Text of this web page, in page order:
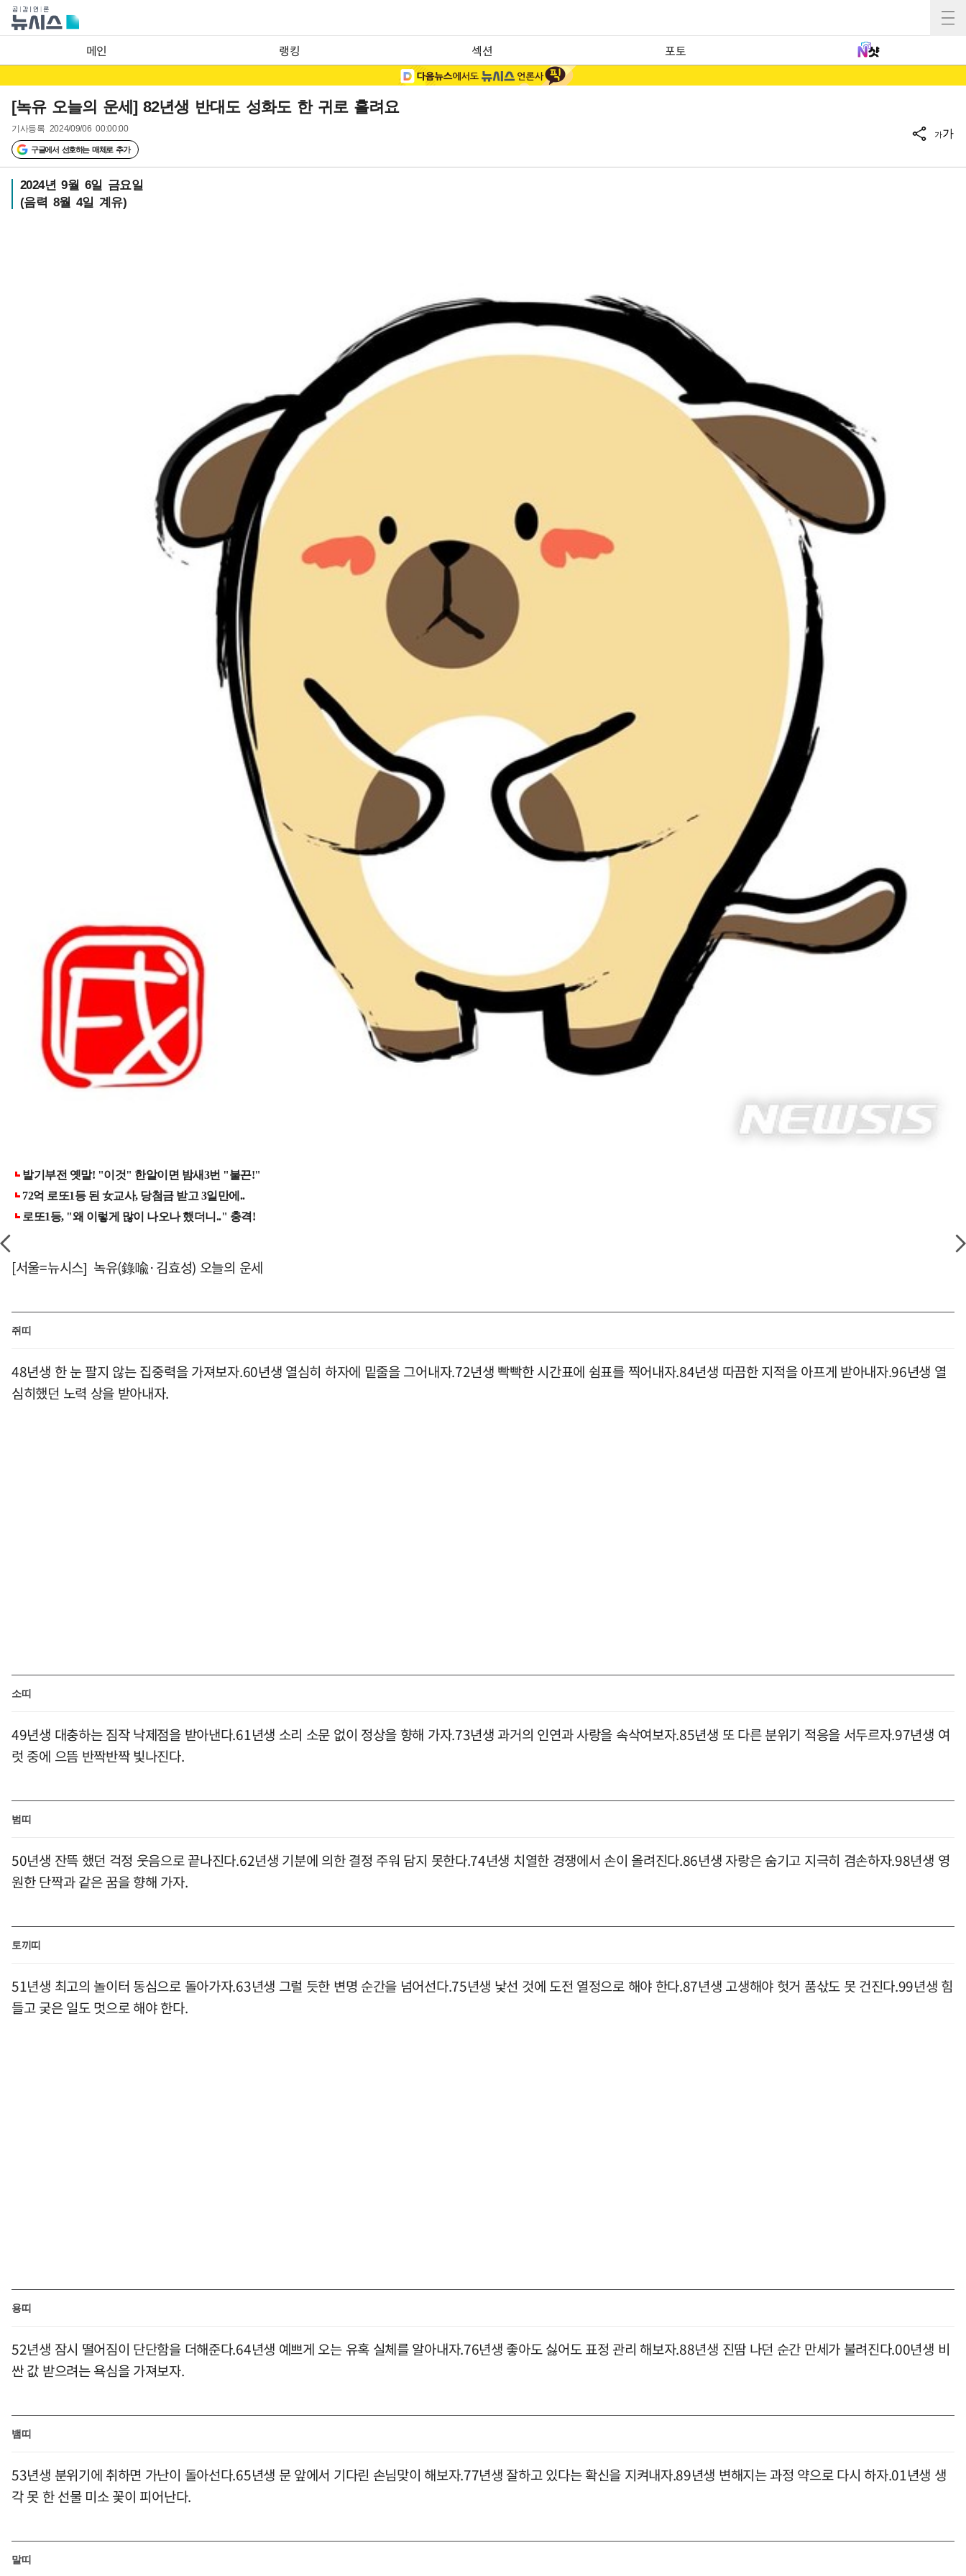
메인 랭킹 섹션 포토
[녹유 오늘의 운세] 82년생 반대도 성화도 한 귀로 흘려요
기사등록 2024/09/06 00:00:00
구글에서 선호하는 매체로 추가
가가
2024년 9월 6일 금요일
(음력 8월 4일 계유)
[서울=뉴시스] 녹유(錄喩·김효성) 오늘의 운세
쥐띠
48년생 한 눈 팔지 않는 집중력을 가져보자.60년생 열심히 하자에 밑줄을 그어내자.72년생 빡빡한 시간표에 쉼표를 찍어내자.84년생 따끔한 지적을 아프게 받아내자.96년생 열
심히했던 노력 상을 받아내자.
소띠
49년생 대충하는 짐작 낙제점을 받아낸다.61년생 소리 소문 없이 정상을 향해 가자.73년생 과거의 인연과 사랑을 속삭여보자.85년생 또 다른 분위기 적응을 서두르자.97년생 여
럿 중에 으뜸 반짝반짝 빛나진다.
범띠
50년생 잔뜩 했던 걱정 웃음으로 끝나진다.62년생 기분에 의한 결정 주워 담지 못한다.74년생 치열한 경쟁에서 손이 올려진다.86년생 자랑은 숨기고 지극히 겸손하자.98년생 영
원한 단짝과 같은 꿈을 향해 가자.
토끼띠
51년생 최고의 놀이터 동심으로 돌아가자.63년생 그럴 듯한 변명 순간을 넘어선다.75년생 낯선 것에 도전 열정으로 해야 한다.87년생 고생해야 헛거 품삯도 못 건진다.99년생 힘
들고 궂은 일도 멋으로 해야 한다.
용띠
52년생 잠시 떨어짐이 단단함을 더해준다.64년생 예쁘게 오는 유혹 실체를 알아내자.76년생 좋아도 싫어도 표정 관리 해보자.88년생 진땀 나던 순간 만세가 불려진다.00년생 비
싼 값 받으려는 욕심을 가져보자.
뱀띠
53년생 분위기에 취하면 가난이 돌아선다.65년생 문 앞에서 기다린 손님맞이 해보자.77년생 잘하고 있다는 확신을 지켜내자.89년생 변해지는 과정 약으로 다시 하자.01년생 생
각 못 한 선물 미소 꽃이 피어난다.
말띠